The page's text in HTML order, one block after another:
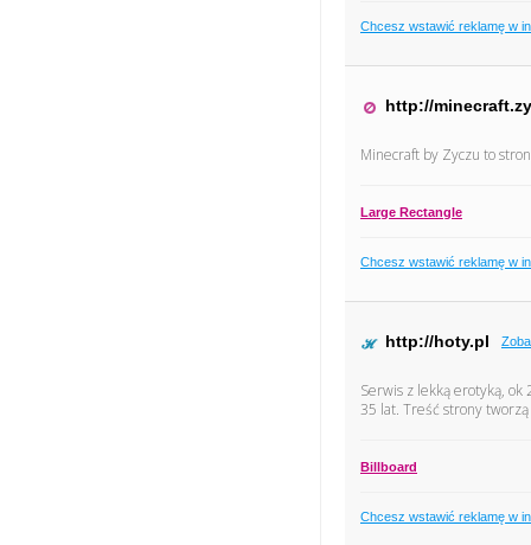
Chcesz wstawić reklamę w
http://
Minecraft by Zyczu to
Large Rectangle
Chcesz wstawić reklamę w
http://hoty.pl
Serwis z lekką erotyką,
35 lat. Treść strony tworzą
Billboard
Chcesz wstawić reklamę w